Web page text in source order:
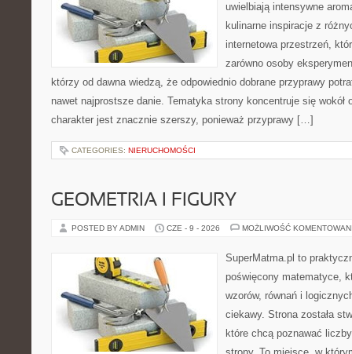
uwielbiają intensywne
kulinarne inspiracje z
internetowa przestrzeń,
zarówno osoby
którzy od dawna wiedzą, że odpowiednio dobrane przyprawy
nawet najprostsze danie. Tematyka strony koncentruje się wokół
charakter jest znacznie szerszy, ponieważ przyprawy […]
CATEGORIES: NIERUCHOMOŚCI
GEOMETRIA I FIGURY
POSTED BY ADMIN CZE - 9 - 2026 MOŻLIWOŚĆ
SuperMatma.pl to
poświęcony matematyce,
wzorów, równań i
ciekawy. Strona została
które chcą poznawać